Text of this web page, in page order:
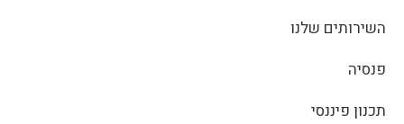
השירותים שלנו
פנסיה
תכנון פיננסי